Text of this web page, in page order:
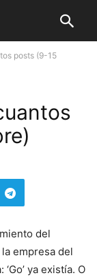
posts (9-15
del
empresa del
ya existía. O